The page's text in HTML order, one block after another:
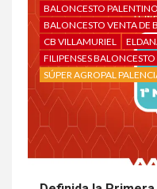
BALONCESTO PALENTINO
BALONCESTO VENTA DE
CB VILLAMURIEL
FILIPENSES BALONCESTO
SÚPER AGROPAL